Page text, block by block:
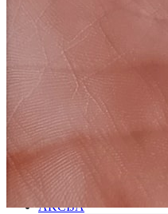
OD RJEČNIKA
DO ZEMLJOVIDA
RJEČNICI,
TEORIJA I
VEDUTE
Otkup knjiga
O nama
Novosti
AKCIJA